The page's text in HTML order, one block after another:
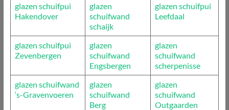
glazen schuifpui
Hakendover
glazen
schuifwand
schaijk
glazen schuifpui
Leefdaal
glazen schuifpui
Zevenbergen
glazen
schuifwand
Engsbergen
glazen
schuifwand
scherpenisse
glazen schuifwand
‘s-Gravenvoeren
glazen
schuifwand
Berg
glazen
schuifwand
Outgaarden